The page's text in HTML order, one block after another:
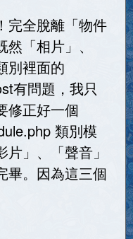
完全脫離「物件
「相片」、
別裡面的
有問題，我只
修正好一個
類別模
」、「聲音」
畢。因為這三個